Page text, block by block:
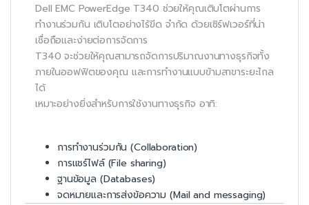
Dell EMC PowerEdge T340 ช่วยให้คุณเติบโตผ่านการ
ทำงานร่วมกัน เติบโตอย่างไร้ขีด จำกัด ด้วยเซิร์ฟเวอร์ที่น่า
เชื่อถือและง่ายต่อการจัดการ
T340 จะช่วยให้คุณสามารถจัดการปริมาณงานทางธุรกิจทั้ง
ภายในออฟฟิตของคุณ และการทำงานแบบข้ามสาขาระยะไกล
ได้
เหมาะอย่างยิ่งสำหรับการใช้งานทางธุรกิจ อาทิ:
การทำงานร่วมกัน (Collaboration)
การแชร์ไฟล์ (File sharing)
ฐานข้อมูล (Databases)
จดหมายและการส่งข้อความ (Mail and messaging)